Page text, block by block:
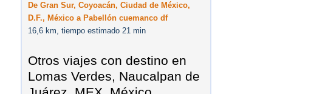
De Gran Sur, Coyoacán, Ciudad de México,
D.F., México a Pabellón cuemanco df
16,6 km, tiempo estimado 21 min
Otros viajes con destino en
Lomas Verdes, Naucalpan de